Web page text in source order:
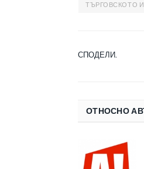
ТЪРГОВСКОТО
СПОДЕЛИ.
ОТНОСНО